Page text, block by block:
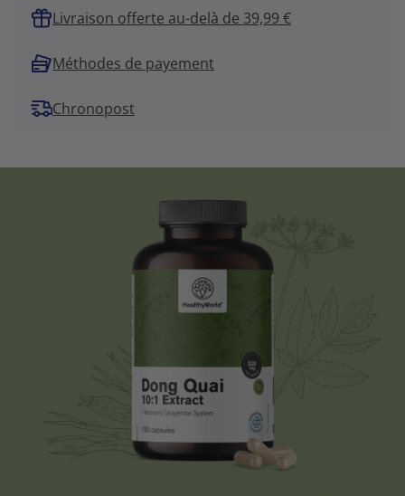
Livraison offerte au-delà de 39,99 €
Méthodes de payement
Chronopost